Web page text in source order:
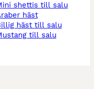
mini shettis till salu
araber häst
billig häst till salu
mustang till salu